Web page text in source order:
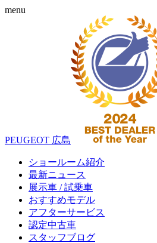
menu
PEUGEOT 広島
ショールーム紹介
最新ニュース
展示車 / 試乗車
おすすめモデル
アフターサービス
認定中古車
スタッフブログ